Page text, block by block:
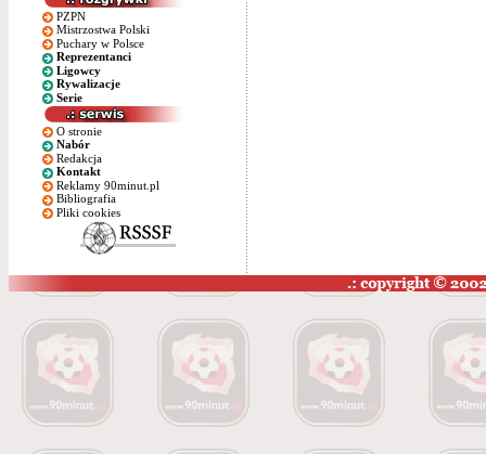
PZPN
Mistrzostwa Polski
Puchary w Polsce
Reprezentanci
Ligowcy
Rywalizacje
Serie
O stronie
Nabór
Redakcja
Kontakt
Reklamy 90minut.pl
Bibliografia
Pliki cookies